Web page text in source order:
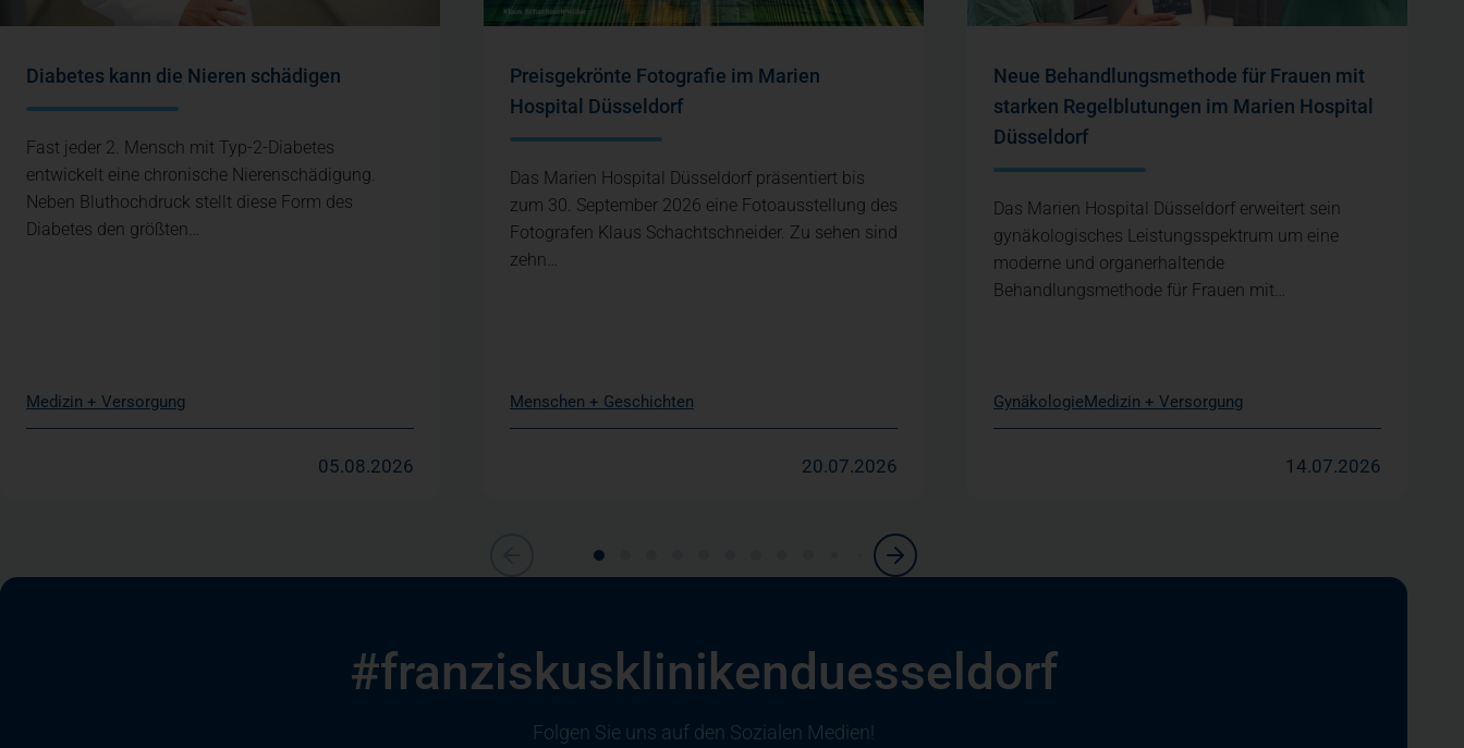
Diabetes kann die Nieren schädigen
Fast jeder 2. Mensch mit Typ-2-Diabetes
entwickelt eine chronische Nierenschädigung.
Neben Bluthochdruck stellt diese Form des
Diabetes den größten…
Medizin + Versorgung
05.08.2026
Preisgekrönte Fotografie im Marien
Hospital Düsseldorf
Das Marien Hospital Düsseldorf präsentiert bis
zum 30. September 2026 eine Fotoausstellung des
Fotografen Klaus Schachtschneider. Zu sehen sind
zehn…
Menschen + Geschichten
20.07.2026
Neue Behandlungsmethode für Frauen mit
starken Regelblutungen im Marien Hospital
Düsseldorf
Das Marien Hospital Düsseldorf erweitert sein
gynäkologisches Leistungsspektrum um eine
moderne und organerhaltende
Behandlungsmethode für Frauen mit…
GynäkologieMedizin + Versorgung
14.07.2026
#franziskusklinikenduesseldorf
Folgen Sie uns auf den Sozialen Medien!